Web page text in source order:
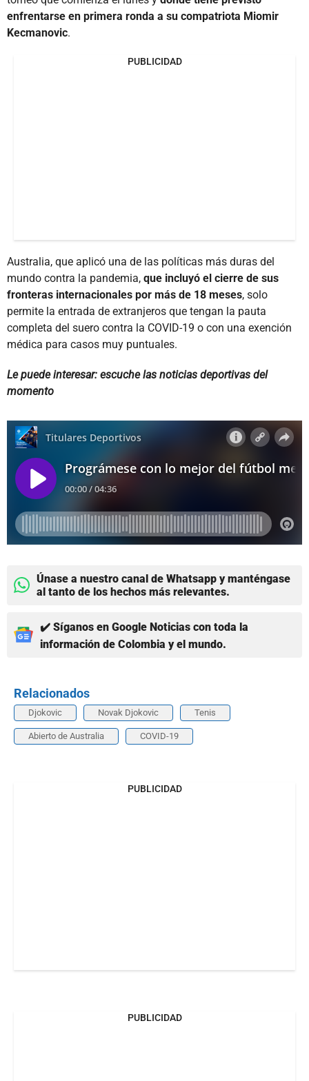
enfrentarse en primera ronda a su compatriota Miomir
Kecmanovic.
PUBLICIDAD
Australia, que aplicó una de las políticas más duras del
mundo contra la pandemia, que incluyó el cierre de sus
fronteras internacionales por más de 18 meses, solo
permite la entrada de extranjeros que tengan la pauta
completa del suero contra la COVID-19 o con una exención
médica para casos muy puntuales.
Le puede interesar: escuche las noticias deportivas del
momento
Únase a nuestro canal de Whatsapp y manténgase
al tanto de los hechos más relevantes.
✔️ Síganos en Google Noticias con toda la
información de Colombia y el mundo.
Relacionados
Djokovic Novak Djokovic Tenis
Abierto de Australia COVID-19
PUBLICIDAD
PUBLICIDAD